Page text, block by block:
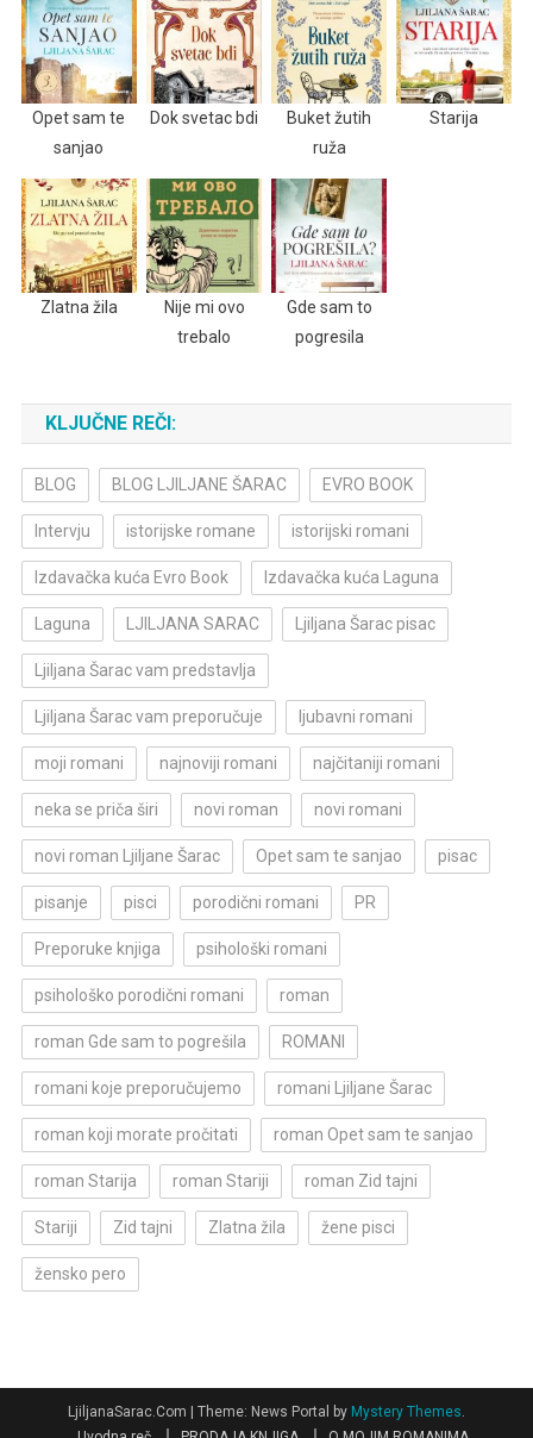
Opet sam te
sanjao
Dok svetac bdi
Buket žutih
ruža
Starija
Zlatna žila
Nije mi ovo
trebalo
Gde sam to
pogresila
KLJUČNE REČI:
BLOG BLOG LJILJANE ŠARAC EVRO BOOK
Intervju istorijske romane istorijski romani
Izdavačka kuća Evro Book Izdavačka kuća Laguna
Laguna LJILJANA SARAC Ljiljana Šarac pisac
Ljiljana Šarac vam predstavlja
Ljiljana Šarac vam preporučuje ljubavni romani
moji romani najnoviji romani najčitaniji romani
neka se priča širi novi roman novi romani
novi roman Ljiljane Šarac Opet sam te sanjao pisac
pisanje pisci porodični romani PR
Preporuke knjiga psihološki romani
psihološko porodični romani roman
roman Gde sam to pogrešila ROMANI
romani koje preporučujemo romani Ljiljane Šarac
roman koji morate pročitati roman Opet sam te sanjao
roman Starija roman Stariji roman Zid tajni
Stariji Zid tajni Zlatna žila žene pisci
žensko pero
LjiljanaSarac.Com | Theme: News Portal by Mystery Themes.